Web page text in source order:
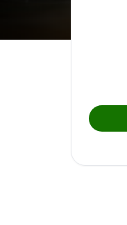
Curso Preparatório para o